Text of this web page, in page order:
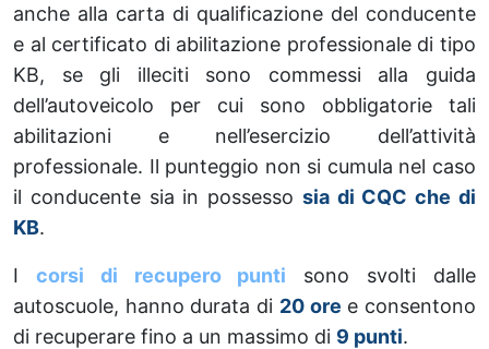
anche alla carta di qualificazione del conducente
e al certificato di abilitazione professionale di tipo
KB, se gli illeciti sono commessi alla guida
dell’autoveicolo per cui sono obbligatorie tali
abilitazioni e nell’esercizio dell’attività
professionale. Il punteggio non si cumula nel caso
il conducente sia in possesso sia di CQC che di
KB.
I corsi di recupero punti sono svolti dalle
autoscuole, hanno durata di 20 ore e consentono
di recuperare fino a un massimo di 9 punti.